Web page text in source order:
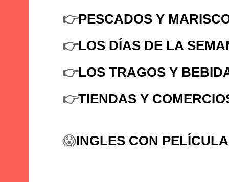
👉PESCADOS Y
👉LOS DÍAS DE LA
👉LOS TRAGOS Y
👉TIENDAS Y
😱INGLES CON